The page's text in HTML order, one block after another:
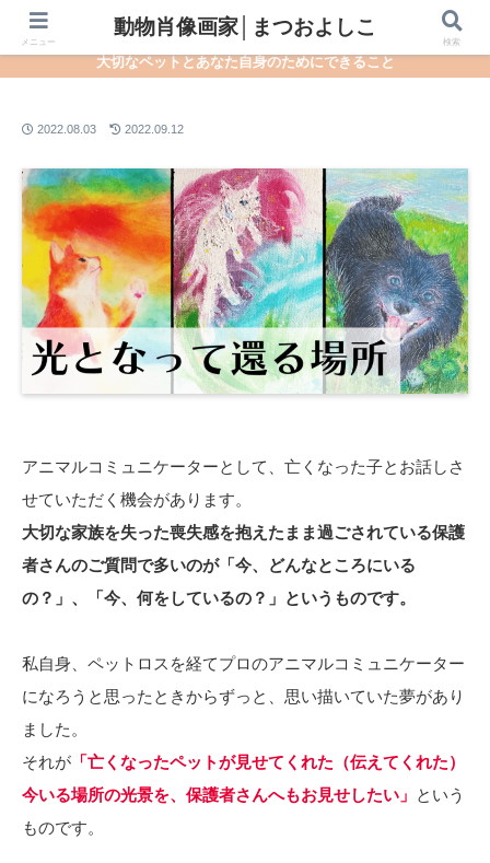
動物肖像画家│まつおよしこ
大切なペットとあなた自身のためにできること
2022.08.03 2022.09.12
アニマルコミュニケーターとして、亡くなった子とお話しさ
せていただく機会があります。
大切な家族を失った喪失感を抱えたまま過ごされている保護
者さんのご質問で多いのが「今、どんなところにいる
の？」、「今、何をしているの？」というものです。
私自身、ペットロスを経てプロのアニマルコミュニケーター
になろうと思ったときからずっと、思い描いていた夢があり
ました。
それが 「亡くなったペットが見せてくれた（伝えてくれた）
今いる場所の光景を、保護者さんへもお見せしたい」 という
ものです。
メニュー
動物肖像画家│まつおよしこ
検索